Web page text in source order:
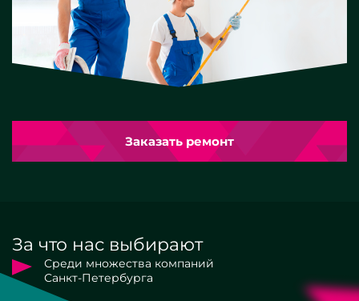
Заказать ремонт
За что нас выбирают
Среди множества компаний
Санкт-Петербурга